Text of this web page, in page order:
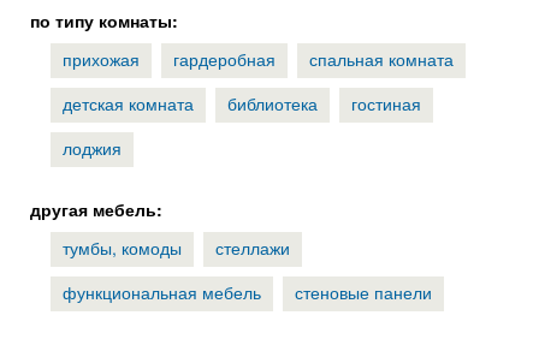
по типу комнаты:
прихожая
гардеробная
спальная комната
детская комната
библиотека
гостиная
лоджия
другая мебель:
тумбы, комоды
стеллажи
функциональная мебель
стеновые панели